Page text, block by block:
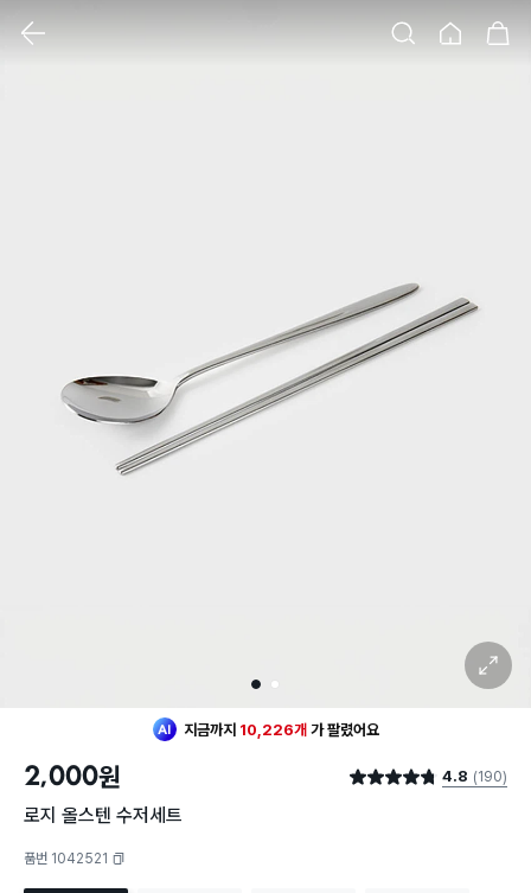
1 2
확대 보기
지금까지 10,226개 가팔렸어요
2,000원 별점 4.8점 4.8 (190)
로지 올스텐 수저세트
품번 1042521